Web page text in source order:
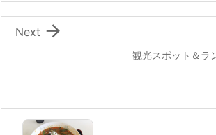
観光スポット＆ラ

Next